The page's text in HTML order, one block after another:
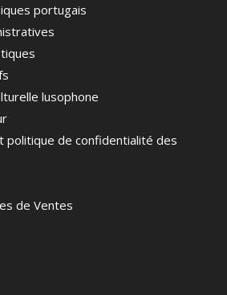
portugais
lusophone
politique de confidentialité des
de Ventes